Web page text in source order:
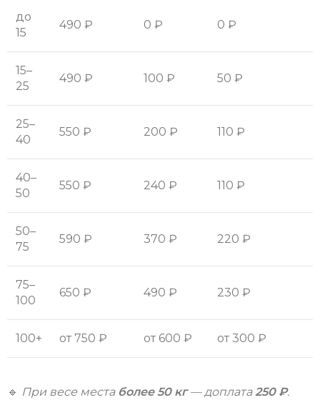
до
15
490 ₽ 0 ₽ 0 ₽
15–
25
490 ₽ 100 ₽ 50 ₽
25–
40
550 ₽ 200 ₽ 110 ₽
40–
50
550 ₽ 240 ₽ 110 ₽
50–
75
590 ₽ 370 ₽ 220 ₽
75–
100
650 ₽ 490 ₽ 230 ₽
100+ от 750 ₽ от 600 ₽ от 300 ₽
🔹 При весе места более 50 кг— доплата250 ₽.